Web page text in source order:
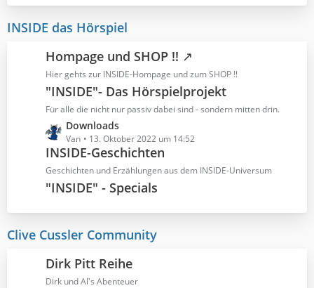
ä
e
B
i
t
r
g
e
INSIDE das Hörspiel
Hompage und SHOP !!
Hier gehts zur INSIDE-Hompage und zum SHOP !!
"INSIDE"- Das Hörspielprojekt
Für alle die nicht nur passiv dabei sind - sondern mitten drin.
e
z
t
B
i
r
ä
Downloads
Van 13. Oktober 2022 um 14:52
INSIDE-Geschichten
Geschichten und Erzählungen aus dem INSIDE-Universum
"INSIDE" - Specials
Clive Cussler Community
Dirk Pitt Reihe
Dirk und Al's Abenteuer